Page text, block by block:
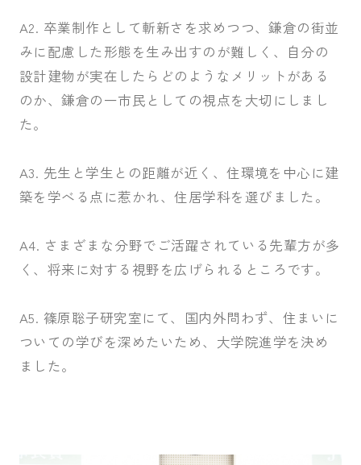
A2. 卒業制作として斬新さを求めつつ、鎌倉の街並
みに配慮した形態を生み出すのが難しく、自分の
設計建物が実在したらどのようなメリットがある
のか、鎌倉の一市民としての視点を大切にしまし
た。
A3. 先生と学生との距離が近く、住環境を中心に建
築を学べる点に惹かれ、住居学科を選びました。
A4. さまざまな分野でご活躍されている先輩方が多
く、将来に対する視野を広げられるところです。
A5. 篠原聡子研究室にて、国内外問わず、住まいに
ついての学びを深めたいため、大学院進学を決め
ました。